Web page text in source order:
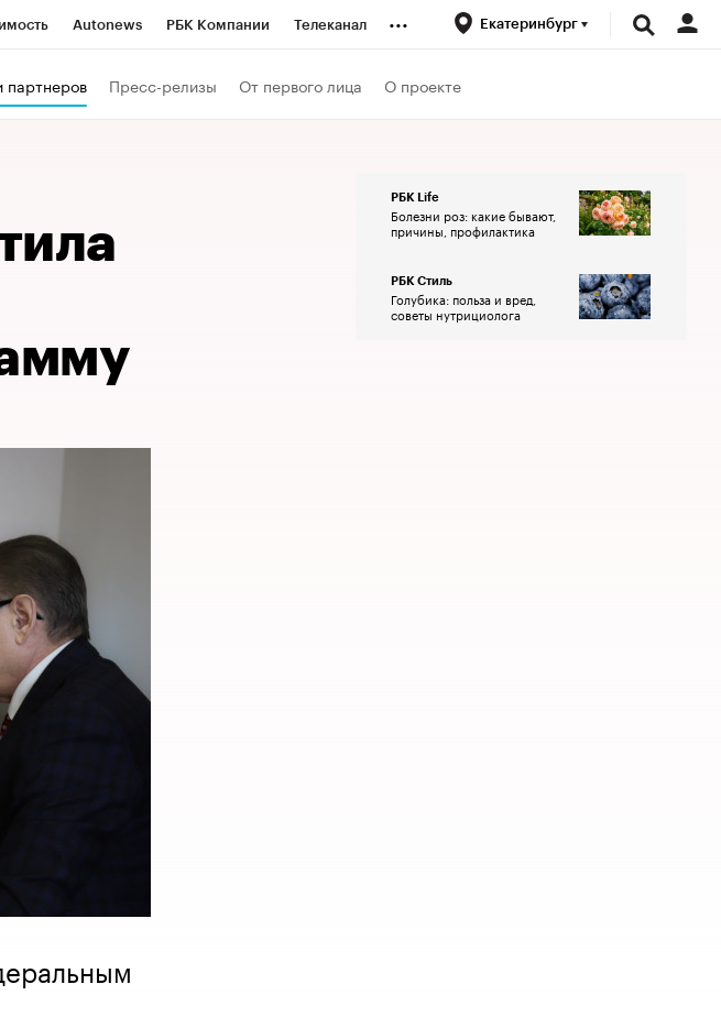
Autonews РБК Компании Телеканал ... Екатеринбург
партнеров Пресс-релизы От первого лица О проекте
РБК Life
Болезни роз: какие бывают,
причины, профилактика
РБК Стиль
Голубика: польза и вред,
советы нутрициолога